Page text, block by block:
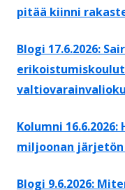
pitää kiinni
Blogi 17.6.2026:
Kolumni
miljoonan
Blogi 9.6.2026: